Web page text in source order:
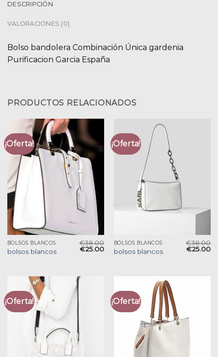
DESCRIPCIÓN
VALORACIONES (0)
Bolso bandolera Combinación Única gardenia
Purificacion Garcia España
PRODUCTOS RELACIONADOS
¡Oferta!
BOLSOS BLANCOS
bolsos blancos
€38.00
€25.00
¡Oferta!
BOLSOS BLANCOS
bolsos blancos
€38.00
€25.00
¡Oferta! ¡Oferta!